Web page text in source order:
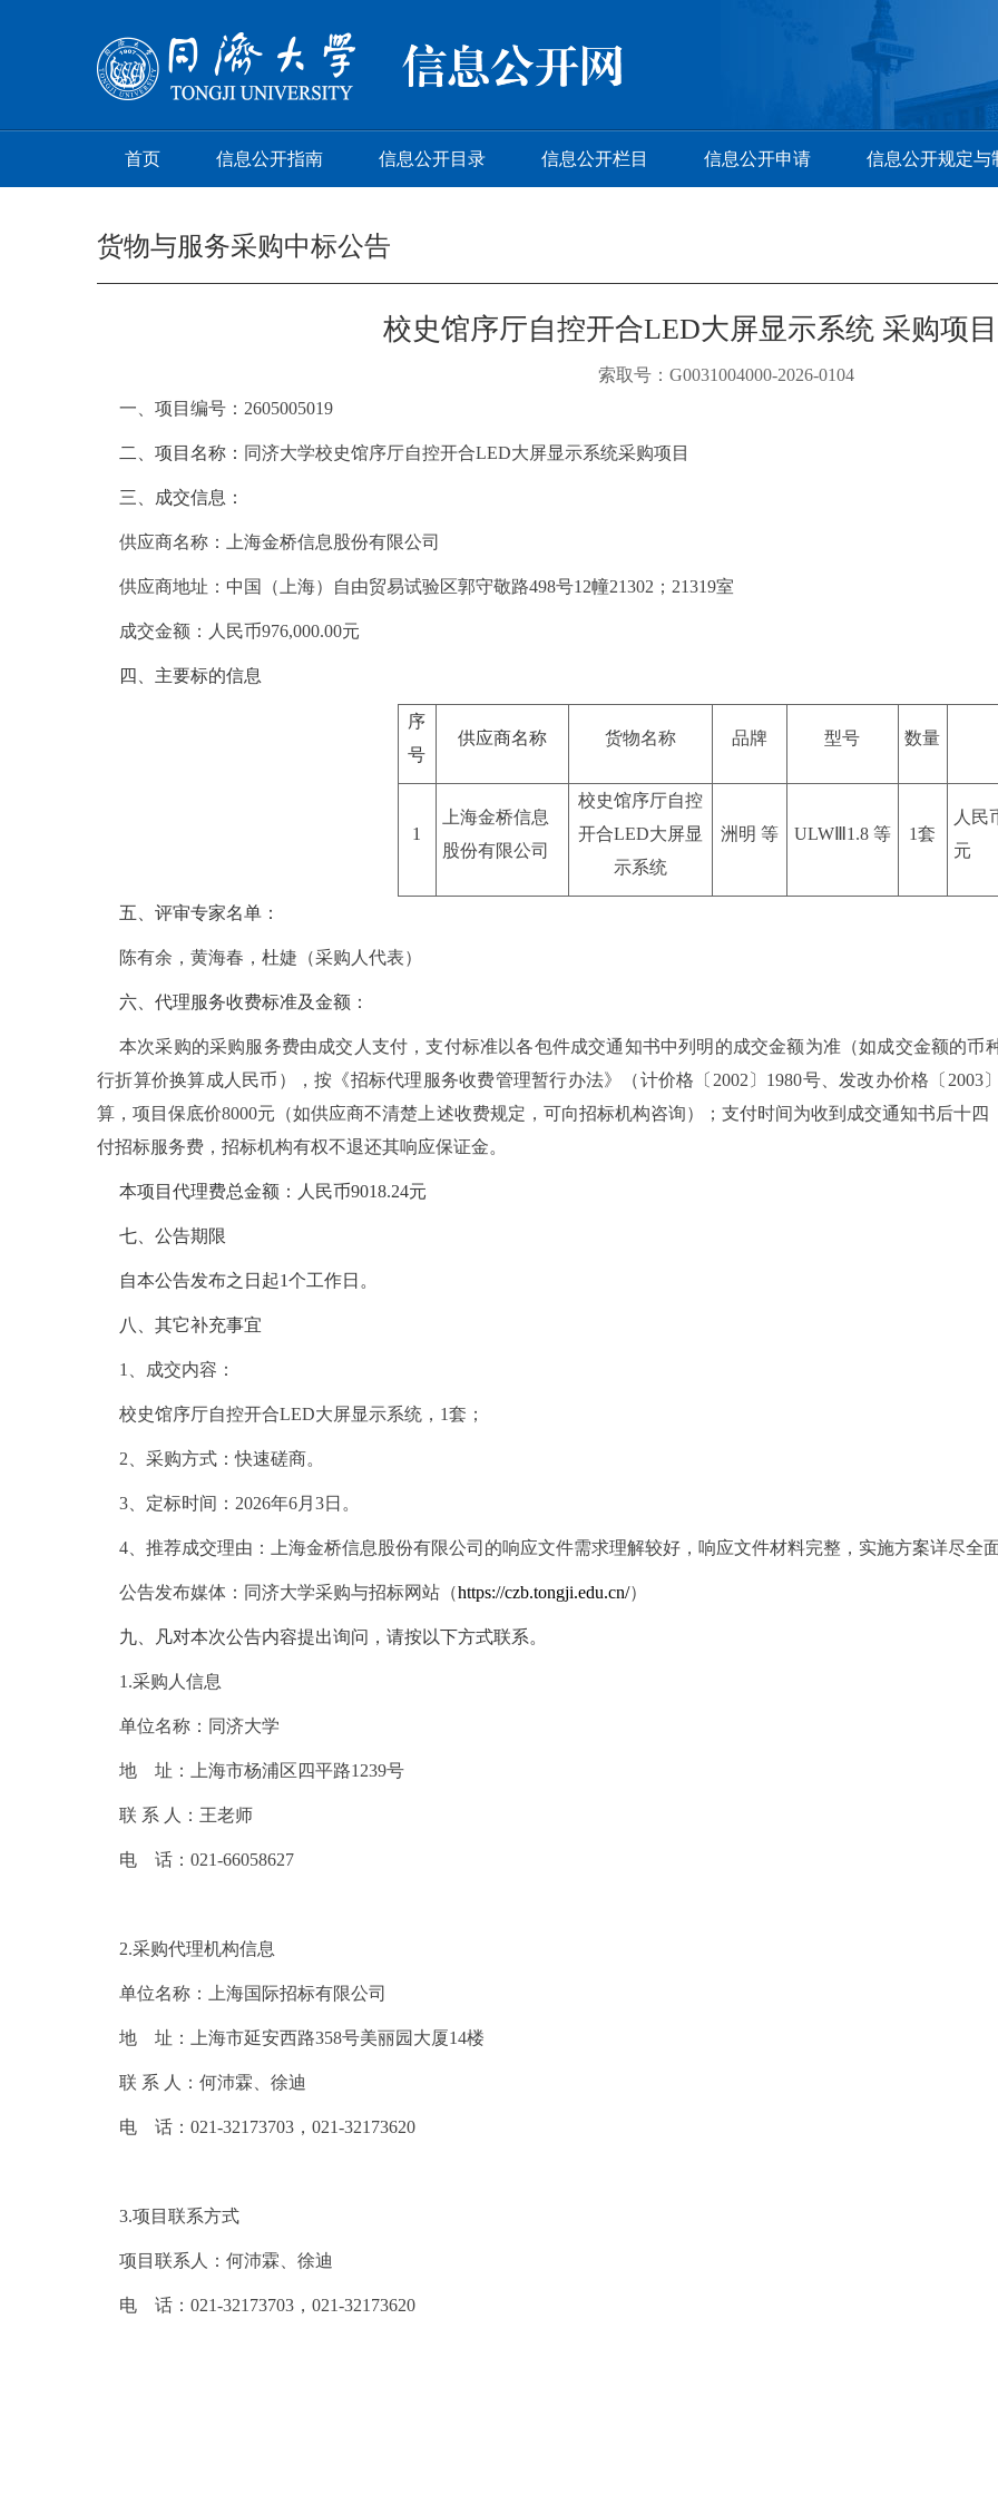
首页 信息公开指南 信息公开目录 信息公开栏目 信息公开申请 信息公开规定与
货物与服务采购中标公告
校史馆序厅自控开合LED大屏显示系统 采购项
索取号：G0031004000-2026-0104
一、项目编号：2605005019
二、项目名称： 同济大学校史馆序厅自控开合LED大屏显示系统采购项目
三、成交信息：
供应商名称：上海金桥信息股份有限公司
供应商地址：中国（上海）自由贸易试验区郭守敬路498号12幢21302；21319室
成交金额：人民币976,000.00元
四、主要标的信息
序
号
供应商名称 货物名称 品牌 型号 数量
1
上海金桥信息
股份有限公司
校史馆序厅自控
开合LED大屏显
示系统
洲明 等 ULWⅢ1.8 等 1套
人民
元
五、评审专家名单：
陈有余，黄海春，杜婕（采购人代表）
六、代理服务收费标准及金额：
本次采购的采购服务费由成交人支付，支付标准以各包件成交通知书中列明的成交金额为准（如成交金额的币
行折算价换算成人民币），按《招标代理服务收费管理暂行办法》（计价格〔2002〕1980号、发改办价格〔2003
算，项目保底价8000元（如供应商不清楚上述收费规定，可向招标机构咨询）；支付时间为收到成交通知书后十
付招标服务费，招标机构有权不退还其响应保证金。
本项目代理费总金额：人民币9018.24元
七、公告期限
自本公告发布之日起1个工作日。
八、其它补充事宜
1 、成交内容：
校史馆序厅自控开合LED大屏显示系统，1套；
2 、采购方式：快速磋商。
3 、定标时间：2026年6月3日。
4 、推荐成交理由：上海金桥信息股份有限公司的响应文件需求理解较好，响应文件材料完整，实施方案详尽全
公告发布媒体：同济大学采购与招标网站（https://czb.tongji.edu.cn/）
九、凡对本次公告内容提出询问，请按以下方式联系。
1.采购人信息
单位名称：同济大学
地 址：上海市杨浦区四平路1239号
联 系 人：王老师
电 话：021-66058627
2.采购代理机构信息
单位名称：上海国际招标有限公司
地 址：上海市延安西路358号美丽园大厦14楼
联 系 人：何沛霖、徐迪
电 话：021-32173703，021-32173620
3.项目联系方式
项目联系人：何沛霖、徐迪
电 话：021-32173703，021-32173620